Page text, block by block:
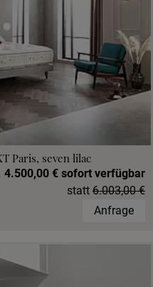
Paris, seven lilac
4.500,00 € sofort verfügbar
statt 6.003,00 €
Anfrage